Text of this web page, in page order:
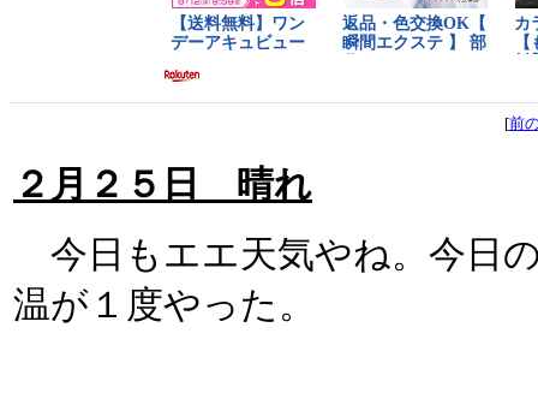
[前
２月２５日 晴れ
今日もエエ天気やね。今日
温が１度やった。